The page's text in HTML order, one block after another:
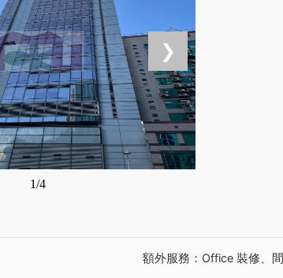
❯
1/4
額外服務：Office 裝修、